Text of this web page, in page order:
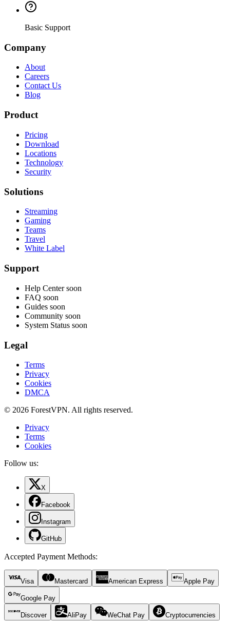
Basic Support
Company
About
Careers
Contact Us
Blog
Product
Pricing
Download
Locations
Technology
Security
Solutions
Streaming
Gaming
Teams
Travel
White Label
Support
Help Center soon
FAQ soon
Guides soon
Community soon
System Status soon
Legal
Terms
Privacy
Cookies
DMCA
© 2026 ForestVPN. All rights reserved.
Privacy
Terms
Cookies
Follow us:
X
Facebook
Instagram
GitHub
Accepted Payment Methods:
Visa Mastercard American Express Apple Pay
Google Pay
Discover AliPay WeChat Pay Cryptocurrencies